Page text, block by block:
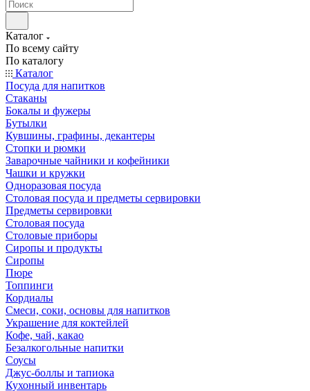
Каталог
По всему сайту
По каталогу
Каталог
Посуда для напитков
Стаканы
Бокалы и фужеры
Бутылки
Кувшины, графины, декантеры
Стопки и рюмки
Заварочные чайники и кофейники
Чашки и кружки
Одноразовая посуда
Столовая посуда и предметы сервировки
Предметы сервировки
Столовая посуда
Столовые приборы
Сиропы и продукты
Сиропы
Пюре
Топпинги
Кордиалы
Смеси, соки, основы для напитков
Украшение для коктейлей
Кофе, чай, какао
Безалкогольные напитки
Соусы
Джус-боллы и тапиока
Кухонный инвентарь